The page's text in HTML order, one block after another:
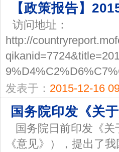
【政策报告】
访问地址：
http://
发表于： 2015-12-16
国务院印发《关
国务院日前印发《
《意见》），提出了